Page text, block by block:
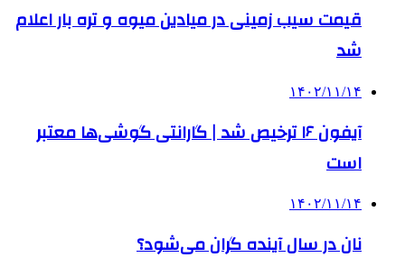
قیمت سیب زمینی در میادین میوه و تره بار اعلام
شد
۱۴۰۲/۱۱/۱۴
آیفون ۱۶ ترخیص شد | گارانتی گوشی‌ها معتبر
است
۱۴۰۲/۱۱/۱۴
نان در سال آینده گران می‌شود؟